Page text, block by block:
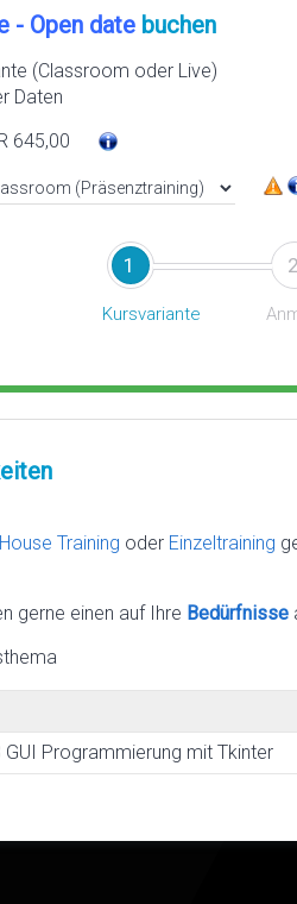
- Open date buchen
(Classroom oder Live)
Daten
645,00
1
Kursvariante
2
Training oder Einzeltraining
gerne einen auf Ihre Bedürfnisse
GUI Programmierung mit Tkinter